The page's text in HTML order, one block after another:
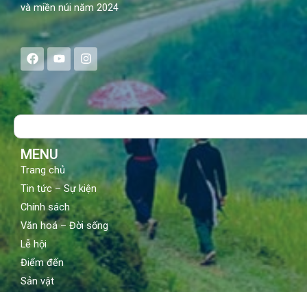
và miền núi năm 2024
F
a
c
e
b
o
Y
o
u
t
u
b
I
n
s
a
g
Search
MENU
Trang chủ
Tin tức – Sự kiện
Chính sách
Văn hoá – Đời sống
Lễ hội
Điểm đến
Sản vật